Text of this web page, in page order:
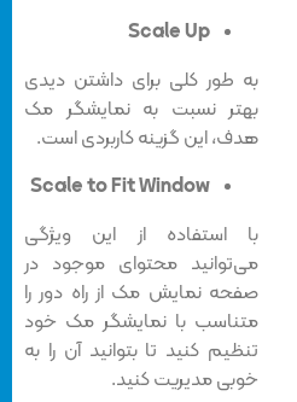
Scale Up
به طور کلی برای داشتن دیدی
بهتر نسبت به نمایشگر مک
هدف، این گزینه کاربردی است.
Scale to Fit Window
با استفاده از این ویژگی
می‌توانید محتوای موجود در
صفحه نمایش مک از راه دور را
متناسب با نمایشگر مک خود
تنظیم کنید تا بتوانید آن را به
خوبی مدیریت کنید.